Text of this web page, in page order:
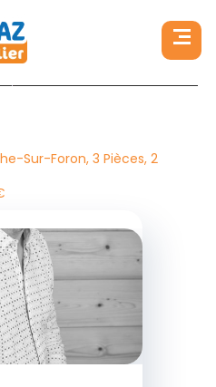
Sur-Foron, 3 Pièces, 2